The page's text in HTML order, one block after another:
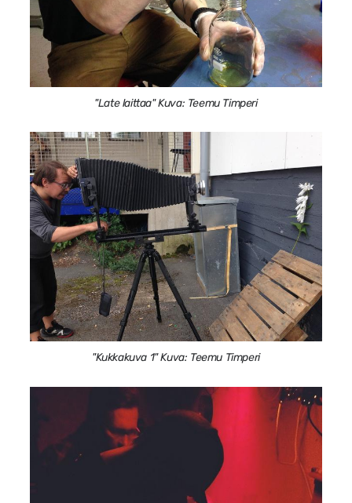
"Late laittaa" Kuva: Teemu Timperi
"Kukkakuva 1" Kuva: Teemu Timperi